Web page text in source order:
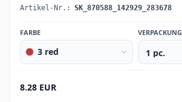
Artikel-Nr.: SK_870588_142929_283678
FARBE
3 red
VERPACKUNG
8.28 EUR